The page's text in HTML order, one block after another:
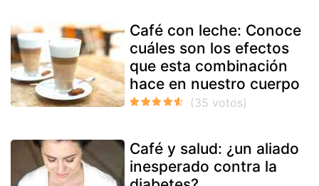
Café con leche: Conoce
cuáles son los efectos
que esta combinación
hace en nuestro cuerpo
Café y salud: ¿un aliado
inesperado contra la